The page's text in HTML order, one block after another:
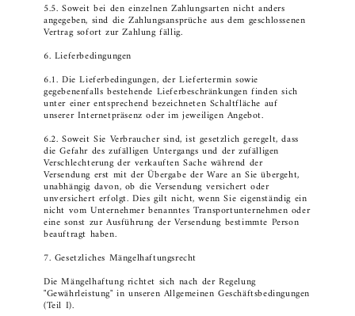
5.5. Soweit bei den einzelnen Zahlungsarten nicht anders
angegeben, sind die Zahlungsansprüche aus dem geschlossenen
Vertrag sofort zur Zahlung fällig.
6. Lieferbedingungen
6.1. Die Lieferbedingungen, der Liefertermin sowie
gegebenenfalls bestehende Lieferbeschränkungen finden sich
unter einer entsprechend bezeichneten Schaltfläche auf
unserer Internetpräsenz oder im jeweiligen Angebot.
6.2. Soweit Sie Verbraucher sind, ist gesetzlich geregelt, dass
die Gefahr des zufälligen Untergangs und der zufälligen
Verschlechterung der verkauften Sache während der
Versendung erst mit der Übergabe der Ware an Sie übergeht,
unabhängig davon, ob die Versendung versichert oder
unversichert erfolgt. Dies gilt nicht, wenn Sie eigenständig ein
nicht vom Unternehmer benanntes Transportunternehmen oder
eine sonst zur Ausführung der Versendung bestimmte Person
beauftragt haben.
7. Gesetzliches Mängelhaftungsrecht
Die Mängelhaftung richtet sich nach der Regelung
"Gewährleistung" in unseren Allgemeinen Geschäftsbedingungen
(Teil I).